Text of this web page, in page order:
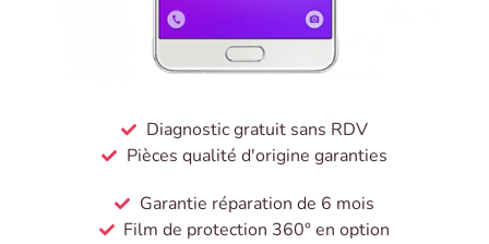
Diagnostic gratuit sans RDV
Pièces qualité d'origine garanties
Garantie réparation de 6 mois
Film de protection 360° en option